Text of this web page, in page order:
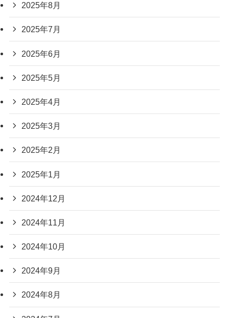
2025年8月
2025年7月
2025年6月
2025年5月
2025年4月
2025年3月
2025年2月
2025年1月
2024年12月
2024年11月
2024年10月
2024年9月
2024年8月